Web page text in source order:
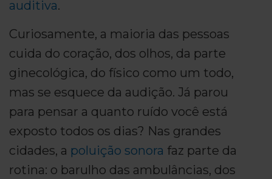
auditiva.
Curiosamente, a maioria das pessoas
cuida do coração, dos olhos, da parte
ginecológica, do físico como um todo,
mas se esquece da audição. Já parou
para pensar a quanto ruído você está
exposto todos os dias? Nas grandes
cidades, a poluição sonora faz parte da
rotina: o barulho das ambulâncias, dos